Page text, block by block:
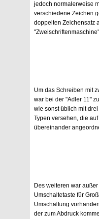
jedoch normalerweise
verschiedene Zeichen
doppelten Zeichensatz
Um das Schreiben mit
war bei der "Adler 11"
wie sonst üblich mit
Typen versehen, die
übereinander
Des weiteren war
Umschaltetaste für
Umschaltung
der zum Abdruck